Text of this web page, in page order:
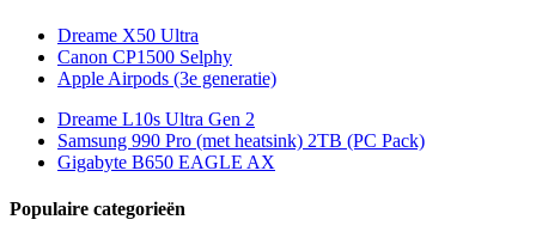
Dreame X50 Ultra
Canon CP1500 Selphy
Apple Airpods (3e generatie)
Dreame L10s Ultra Gen 2
Samsung 990 Pro (met heatsink) 2TB (PC Pack)
Gigabyte B650 EAGLE AX
Populaire categorieën